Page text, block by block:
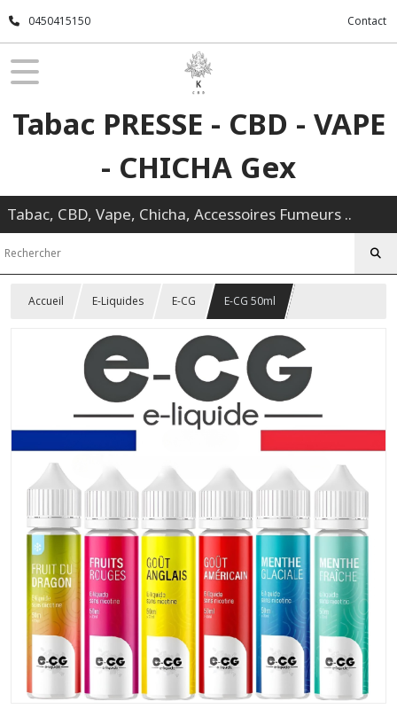
0450415150 Contact
Tabac PRESSE - CBD - VAPE
- CHICHA Gex
Tabac, CBD, Vape, Chicha, Accessoires Fumeurs ..
Accueil E-Liquides E-CG E-CG 50ml